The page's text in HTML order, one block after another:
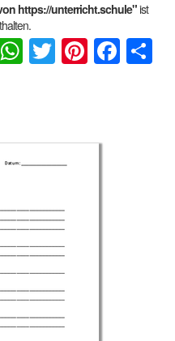
https://unterricht.schule"ist
WhatsApp
Twitter